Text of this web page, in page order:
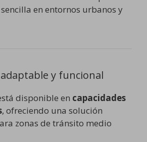
en entornos urbanos y
y funcional
disponible en capacidades
, ofreciendo una solución
zonas de tránsito medio